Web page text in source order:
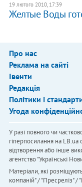
19 лютого 2010, 17:39
Желтые Воды
Про нас
Реклама на сайті
Івенти
Редакція
Політики і
Угода
У разі повного чи
гіперпосилання на
відтворення або інше
агентство "Українськi
Матеріали, які
компаній" / "Пресреліз" /